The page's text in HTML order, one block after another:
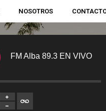
NOSOTROS
FM Alba 89.3 EN VIVO